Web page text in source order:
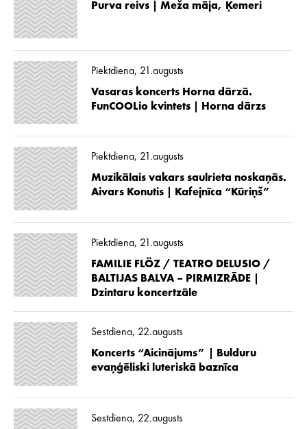
Purva reivs | Meža māja, Ķemeri
Piektdiena, 21.augusts
Vasaras koncerts Horna dārzā.
FunCOOLio kvintets | Horna dārzs
Piektdiena, 21.augusts
Muzikālais vakars saulrieta noskaņās.
Aivars Konutis | Kafejnīca “Kūriņš”
Piektdiena, 21.augusts
FAMILIE FLÖZ / TEATRO DELUSIO /
BALTIJAS BALVA – PIRMIZRĀDE |
Dzintaru koncertzāle
Sestdiena, 22.augusts
Koncerts “Aicinājums” | Bulduru
evaņģēliski luteriskā baznīca
Sestdiena, 22.augusts